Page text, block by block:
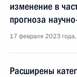
изменение в
прогноза
17 февраля 2023
Расширены